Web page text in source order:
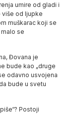
umire od gladi i
više od ljupke
muškarac koji se
se
Đovana je
bude kao „druge
odavno usvojena
bude u svetu
Postoji